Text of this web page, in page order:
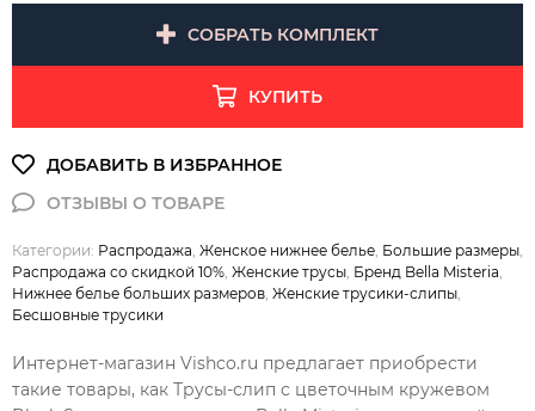
СОБРАТЬ КОМПЛЕКТ
КУПИТЬ
Категории: Распродажа Женское нижнее белье Большие размеры
Распродажа со скидкой 10% Женские трусы Бренд Bella Misteria
Нижнее белье больших размеров Женские трусики-слипы
Бесшовные трусики
Интернет-магазин Vishco.ru предлагает приобрести
такие товары, как Трусы-слип с цветочным кружевом